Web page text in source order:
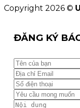
Copyright 2026 ©
ĐĂNG KÝ